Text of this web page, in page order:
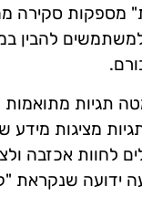
מספקות סקירה
להבין
תגיות
מציגות מידע
לחוות אכזבה
ידועה שנקראת